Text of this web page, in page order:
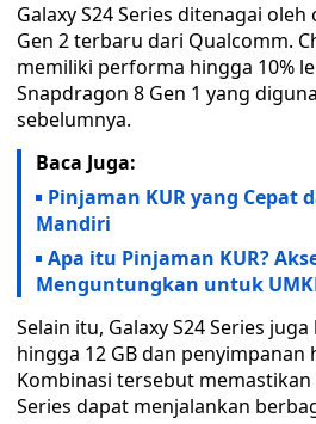
Galaxy S24 Series ditenagai
Gen 2 terbaru dari Qualcomm.
memiliki performa hingga 10%
Snapdragon 8 Gen 1 yang
sebelumnya.
Baca Juga:
Pinjaman KUR yang Cepat
Mandiri
Apa itu Pinjaman KUR?
Menguntungkan untuk
Selain itu, Galaxy S24 Series
hingga 12 GB dan penyimpanan
Kombinasi tersebut memastikan
Series dapat menjalankan